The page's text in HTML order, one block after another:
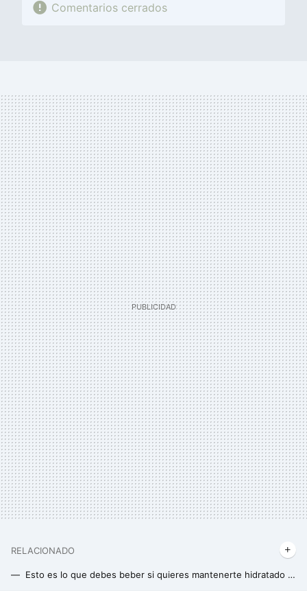
Comentarios cerrados
RELACIONADO
Esto es lo que debes beber si quieres mantenerte hidratado durante tus entrenamientos